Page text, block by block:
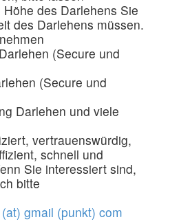
des Darlehens Sie
des Darlehens müssen.
(Secure und
(Secure und
Darlehen und viele
vertrauenswürdig,
schnell und
Sie interessiert sind,
bitte
gmail (punkt) com